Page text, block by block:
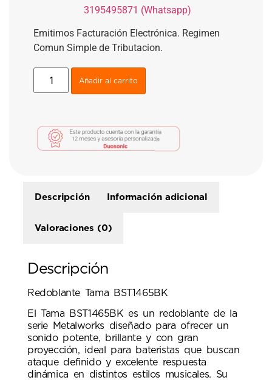
3195495871 (Whatsapp)
Emitimos Facturación Electrónica. Regimen
Comun Simple de Tributacion.
Añadir al carrito
Descripción Información adicional
Valoraciones (0)
Descripción
Redoblante Tama BST1465BK
El Tama BST1465BK es un redoblante de la
serie Metalworks diseñado para ofrecer un
sonido potente, brillante y con gran
proyección, ideal para bateristas que buscan
ataque definido y excelente respuesta
dinámica en distintos estilos musicales. Su